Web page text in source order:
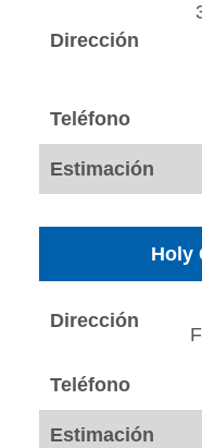
Dirección
Teléfono
Estimación
Holy
Dirección
Teléfono
Estimación